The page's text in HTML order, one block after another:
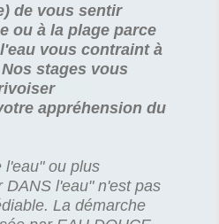
de vous sentir
ou à la plage parce
vous contraint à
stages vous
appréhension du
l'eau" ou plus
DANS l'eau" n'est pas
La démarche